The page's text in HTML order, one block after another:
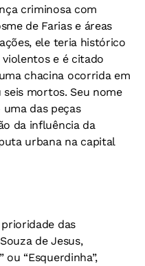
criminosa com
de Farias e áreas
ele teria histórico
e é citado
chacina ocorrida em
seis mortos. Seu nome
das peças
da influência da
urbana na capital
das
de Jesus,
ou “Esquerdinha”,